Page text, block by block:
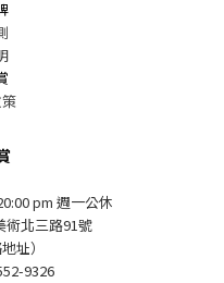
pm 週一公休
術北三路91號
址）
9326